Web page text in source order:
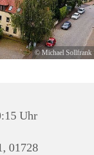
© Michael Sollfrank
Uhr
01728